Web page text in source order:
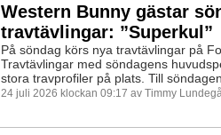
Western Bunny gästar
travtävlingar: ”Superkul”
På söndag körs nya travtävlingar på
Travtävlingar med söndagens
stora travprofiler på plats. Till
24 juli 2026 klockan 09:17 av Timmy